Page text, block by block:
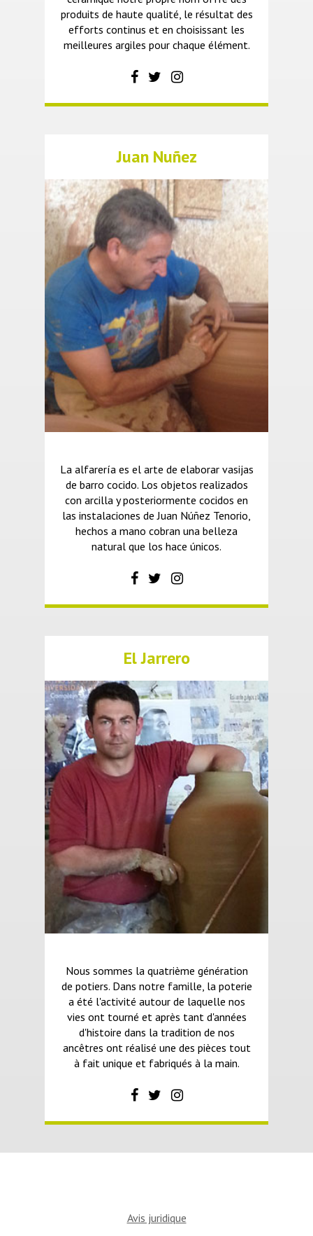
produits de haute qualité, le résultat des
efforts continus et en choisissant les
meilleures argiles pour chaque élément.
Juan Nuñez
La alfarería es el arte de elaborar vasijas
de barro cocido. Los objetos realizados
con arcilla y posteriormente cocidos en
las instalaciones de Juan Núñez Tenorio,
hechos a mano cobran una belleza
natural que los hace únicos.
El Jarrero
Nous sommes la quatrième génération
de potiers. Dans notre famille, la poterie
a été l'activité autour de laquelle nos
vies ont tourné et après tant d'années
d'histoire dans la tradition de nos
ancêtres ont réalisé une des pièces tout
à fait unique et fabriqués à la main.
Avis juridique